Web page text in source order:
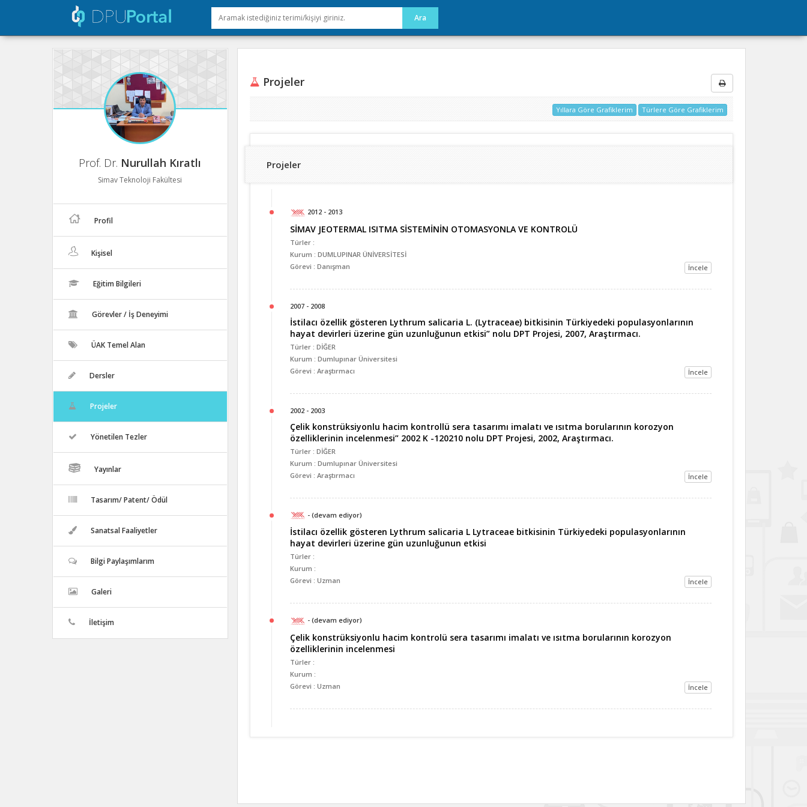
Prof. Dr. Nurullah Kıratlı
Simav Teknoloji Fakültesi
Profil
Kişisel
Eğitim Bilgileri
Görevler / İş Deneyimi
ÜAK Temel Alan
Dersler
Projeler
Yönetilen Tezler
Yayınlar
Tasarım/ Patent/ Ödül
Sanatsal Faaliyetler
Bilgi Paylaşımlarım
Galeri
İletişim
Projeler
Yıllara Göre Grafiklerim Türlere Göre Grafiklerim
Projeler
2012 - 2013
SİMAV JEOTERMAL ISITMA SİSTEMİNİN OTOMASYONLA VE KONTROLÜ
Türler :
Kurum : DUMLUPINAR ÜNİVERSİTESİ
Görevi : Danışman
İncele
2007 - 2008
İstilacı özellik gösteren Lythrum salicaria L. (Lytraceae) bitkisinin Türkiyedeki populasyonlarının
hayat devirleri üzerine gün uzunluğunun etkisi” nolu DPT Projesi, 2007, Araştırmacı.
Türler : DİĞER
Kurum : Dumlupınar Üniversitesi
Görevi : Araştırmacı
İncele
2002 - 2003
Çelik konstrüksiyonlu hacim kontrollü sera tasarımı imalatı ve ısıtma borularının korozyon
özelliklerinin incelenmesi” 2002 K -120210 nolu DPT Projesi, 2002, Araştırmacı.
Türler : DİĞER
Kurum : Dumlupınar Üniversitesi
Görevi : Araştırmacı
İncele
- (devam ediyor)
İstilacı özellik gösteren Lythrum salicaria L Lytraceae bitkisinin Türkiyedeki populasyonlarının
hayat devirleri üzerine gün uzunluğunun etkisi
Türler :
Kurum :
Görevi : Uzman
İncele
- (devam ediyor)
Çelik konstrüksiyonlu hacim kontrolü sera tasarımı imalatı ve ısıtma borularının korozyon
özelliklerinin incelenmesi
Türler :
Kurum :
Görevi : Uzman
İncele